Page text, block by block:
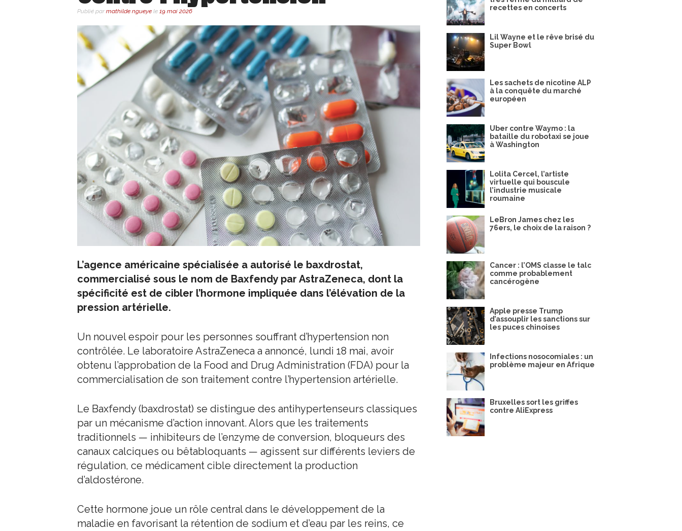
Publié par mathilde ngueye le 19 mai 2026
L’agence américaine spécialisée a autorisé le baxdrostat,
commercialisé sous le nom de Baxfendy par AstraZeneca, dont la
spécificité est de cibler l’hormone impliquée dans l’élévation de la
pression artérielle.
Un nouvel espoir pour les personnes souffrant d’hypertension non
contrôlée. Le laboratoire AstraZeneca a annoncé, lundi 18 mai, avoir
obtenu l’approbation de la Food and Drug Administration (FDA) pour la
commercialisation de son traitement contre l’hypertension artérielle.
Le Baxfendy (baxdrostat) se distingue des antihypertenseurs classiques
par un mécanisme d’action innovant. Alors que les traitements
traditionnels — inhibiteurs de l’enzyme de conversion, bloqueurs des
canaux calciques ou bêtabloquants — agissent sur différents leviers de
régulation, ce médicament cible directement la production
d’aldostérone.
Cette hormone joue un rôle central dans le développement de la
maladie en favorisant la rétention de sodium et d’eau par les reins, ce
recettes en concerts
Lil Wayne et le rêve brisé du
Super Bowl
Les sachets de nicotine ALP
à la conquête du marché
européen
Uber contre Waymo : la
bataille du robotaxi se joue
à Washington
Lolita Cercel, l’artiste
virtuelle qui bouscule
l’industrie musicale
roumaine
LeBron James chez les
76ers, le choix de la raison ?
Cancer : l’OMS classe le talc
comme probablement
cancérogène
Apple presse Trump
d’assouplir les sanctions sur
les puces chinoises
Infections nosocomiales : un
problème majeur en Afrique
Bruxelles sort les griffes
contre AliExpress